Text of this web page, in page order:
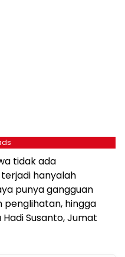
tidak ada
hanyalah
punya gangguan
hingga
Susanto, Jumat